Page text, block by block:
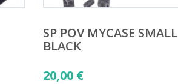
SP POV MYCASE SMALL
BLACK
20,00 €